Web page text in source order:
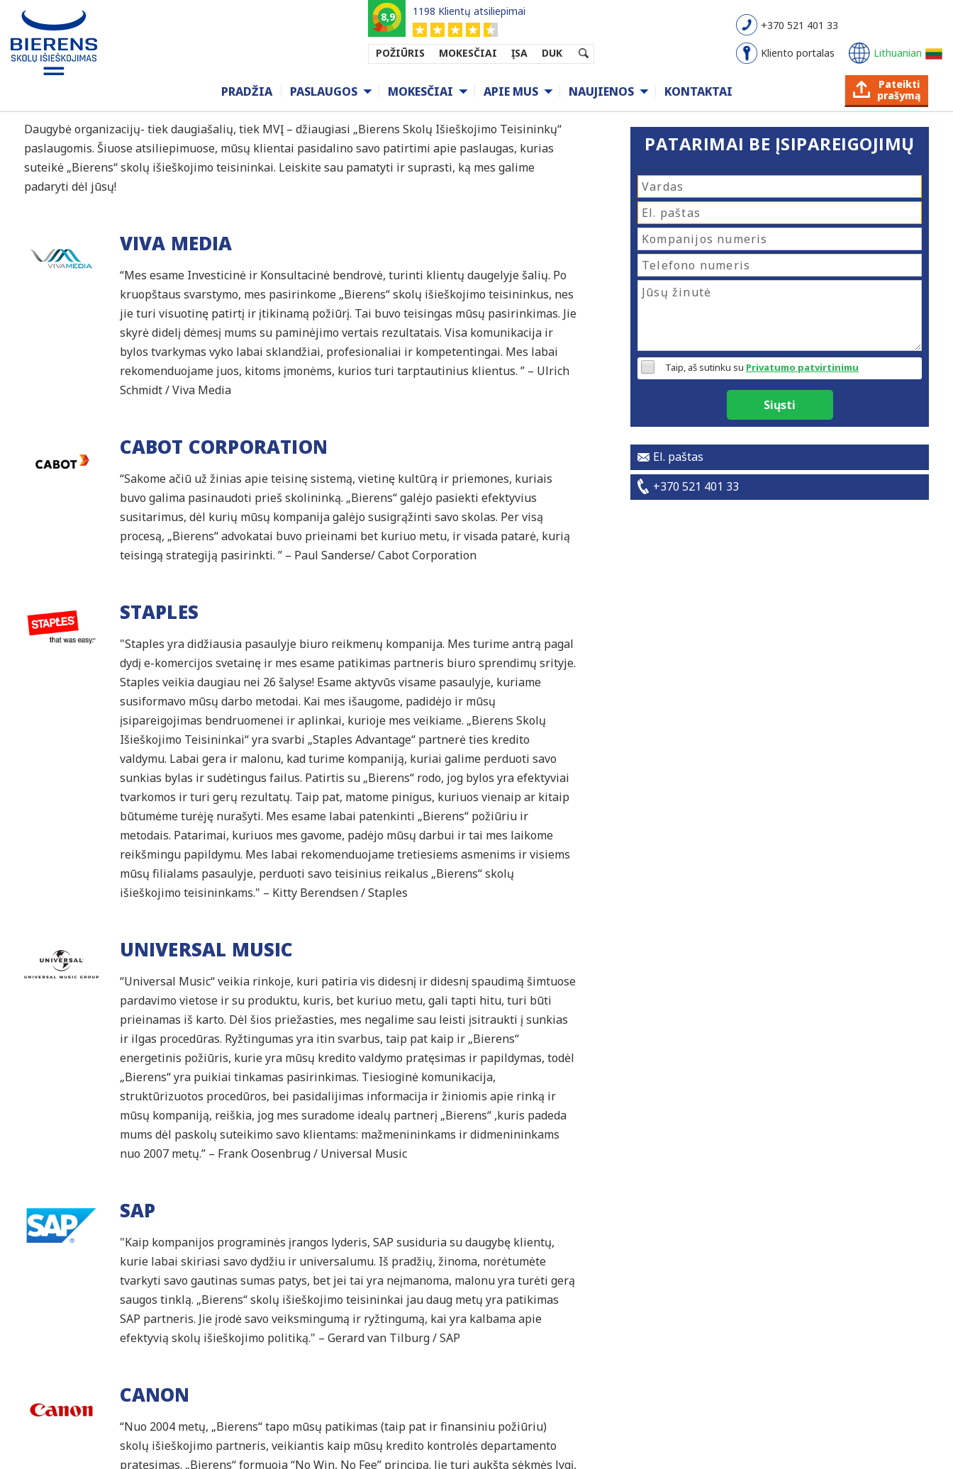
8,9 1198 Klientų atsiliepimai
POŽIŪRIS MOKESČIAI ĮSA DUK
+370 521 401 33
Kliento portalas Lithuanian
PRADŽIA PASLAUGOS MOKESČIAI APIE MUS NAUJIENOS KONTAKTAI
Pateikti
prašymą
ATSILIEPIMAI
Daugybė organizacijų- tiek daugiašalių, tiek MVĮ – džiaugiasi „Bierens Skolų Išieškojimo Teisininkų“
paslaugomis. Šiuose atsiliepimuose, mūsų klientai pasidalino savo patirtimi apie paslaugas, kurias
suteikė „Bierens“ skolų išieškojimo teisininkai. Leiskite sau pamatyti ir suprasti, ką mes galime
padaryti dėl jūsų!
VIVA MEDIA
“Mes esame Investicinė ir Konsultacinė bendrovė, turinti klientų daugelyje šalių. Po
kruopštaus svarstymo, mes pasirinkome „Bierens“ skolų išieškojimo teisininkus, nes
jie turi visuotinę patirtį ir įtikinamą požiūrį. Tai buvo teisingas mūsų pasirinkimas. Jie
skyrė didelį dėmesį mums su paminėjimo vertais rezultatais. Visa komunikacija ir
bylos tvarkymas vyko labai sklandžiai, profesionaliai ir kompetentingai. Mes labai
rekomenduojame juos, kitoms įmonėms, kurios turi tarptautinius klientus. ” – Ulrich
Schmidt / Viva Media
CABOT CORPORATION
“Sakome ačiū už žinias apie teisinę sistemą, vietinę kultūrą ir priemones, kuriais
buvo galima pasinaudoti prieš skolininką. „Bierens“ galėjo pasiekti efektyvius
susitarimus, dėl kurių mūsų kompanija galėjo susigrąžinti savo skolas. Per visą
procesą, „Bierens“ advokatai buvo prieinami bet kuriuo metu, ir visada patarė, kurią
teisingą strategiją pasirinkti. ” – Paul Sanderse/ Cabot Corporation
STAPLES
"Staples yra didžiausia pasaulyje biuro reikmenų kompanija. Mes turime antrą pagal
dydį e-komercijos svetainę ir mes esame patikimas partneris biuro sprendimų srityje.
Staples veikia daugiau nei 26 šalyse! Esame aktyvūs visame pasaulyje, kuriame
susiformavo mūsų darbo metodai. Kai mes išaugome, padidėjo ir mūsų
įsipareigojimas bendruomenei ir aplinkai, kurioje mes veikiame. „Bierens Skolų
Išieškojimo Teisininkai“ yra svarbi „Staples Advantage“ partnerė ties kredito
valdymu. Labai gera ir malonu, kad turime kompaniją, kuriai galime perduoti savo
sunkias bylas ir sudėtingus failus. Patirtis su „Bierens“ rodo, jog bylos yra efektyviai
tvarkomos ir turi gerų rezultatų. Taip pat, matome pinigus, kuriuos vienaip ar kitaip
būtumėme turėję nurašyti. Mes esame labai patenkinti „Bierens“ požiūriu ir
metodais. Patarimai, kuriuos mes gavome, padėjo mūsų darbui ir tai mes laikome
reikšmingu papildymu. Mes labai rekomenduojame tretiesiems asmenims ir visiems
mūsų filialams pasaulyje, perduoti savo teisinius reikalus „Bierens“ skolų
išieškojimo teisininkams." – Kitty Berendsen / Staples
UNIVERSAL MUSIC
“Universal Music“ veikia rinkoje, kuri patiria vis didesnį ir didesnį spaudimą šimtuose
pardavimo vietose ir su produktu, kuris, bet kuriuo metu, gali tapti hitu, turi būti
prieinamas iš karto. Dėl šios priežasties, mes negalime sau leisti įsitraukti į sunkias
ir ilgas procedūras. Ryžtingumas yra itin svarbus, taip pat kaip ir „Bierens“
energetinis požiūris, kurie yra mūsų kredito valdymo pratęsimas ir papildymas, todėl
„Bierens“ yra puikiai tinkamas pasirinkimas. Tiesioginė komunikacija,
struktūrizuotos procedūros, bei pasidalijimas informacija ir žiniomis apie rinką ir
mūsų kompaniją, reiškia, jog mes suradome idealų partnerį „Bierens“ ,kuris padeda
mums dėl paskolų suteikimo savo klientams: mažmenininkams ir didmenininkams
nuo 2007 metų.” – Frank Oosenbrug / Universal Music
SAP
"Kaip kompanijos programinės įrangos lyderis, SAP susiduria su daugybę klientų,
kurie labai skiriasi savo dydžiu ir universalumu. Iš pradžių, žinoma, norėtumėte
tvarkyti savo gautinas sumas patys, bet jei tai yra neįmanoma, malonu yra turėti gerą
saugos tinklą. „Bierens“ skolų išieškojimo teisininkai jau daug metų yra patikimas
SAP partneris. Jie įrodė savo veiksmingumą ir ryžtingumą, kai yra kalbama apie
efektyvią skolų išieškojimo politiką." – Gerard van Tilburg / SAP
CANON
“Nuo 2004 metų, „Bierens“ tapo mūsų patikimas (taip pat ir finansiniu požiūriu)
skolų išieškojimo partneris, veikiantis kaip mūsų kredito kontrolės departamento
pratęsimas. „Bierens“ formuoja “No Win, No Fee” principą. Jie turi aukštą sėkmės lygį,
PATARIMAI BE ĮSIPAREIGOJIMŲ
Taip, aš sutinku su Privatumo patvirtinimu
Siųsti
El. paštas
+370 521 401 33